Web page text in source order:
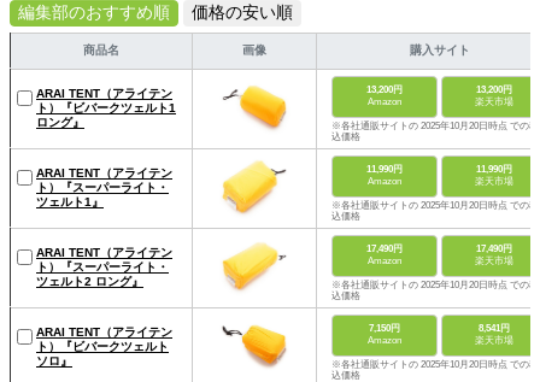
編集部のおすすめ順
価格の安い順
商品名 画像 購入サイト
ARAI TENT（アライテン
ト）『ビバークツェルト1
ロング』
13,200円
Amazon
13,200円
楽天市場
※各社通販サイトの 2025年10月20日時点 での税
込価格
ARAI TENT（アライテン
ト）『スーパーライト・
ツェルト1』
11,990円
Amazon
11,990円
楽天市場
※各社通販サイトの 2025年10月20日時点 での税
込価格
ARAI TENT（アライテン
ト）『スーパーライト・
ツェルト2 ロング』
17,490円
Amazon
17,490円
楽天市場
※各社通販サイトの 2025年10月20日時点 での税
込価格
ARAI TENT（アライテン
ト）『ビバークツェルト
ソロ』
7,150円
Amazon
8,541円
楽天市場
※各社通販サイトの 2025年10月20日時点 での税
込価格